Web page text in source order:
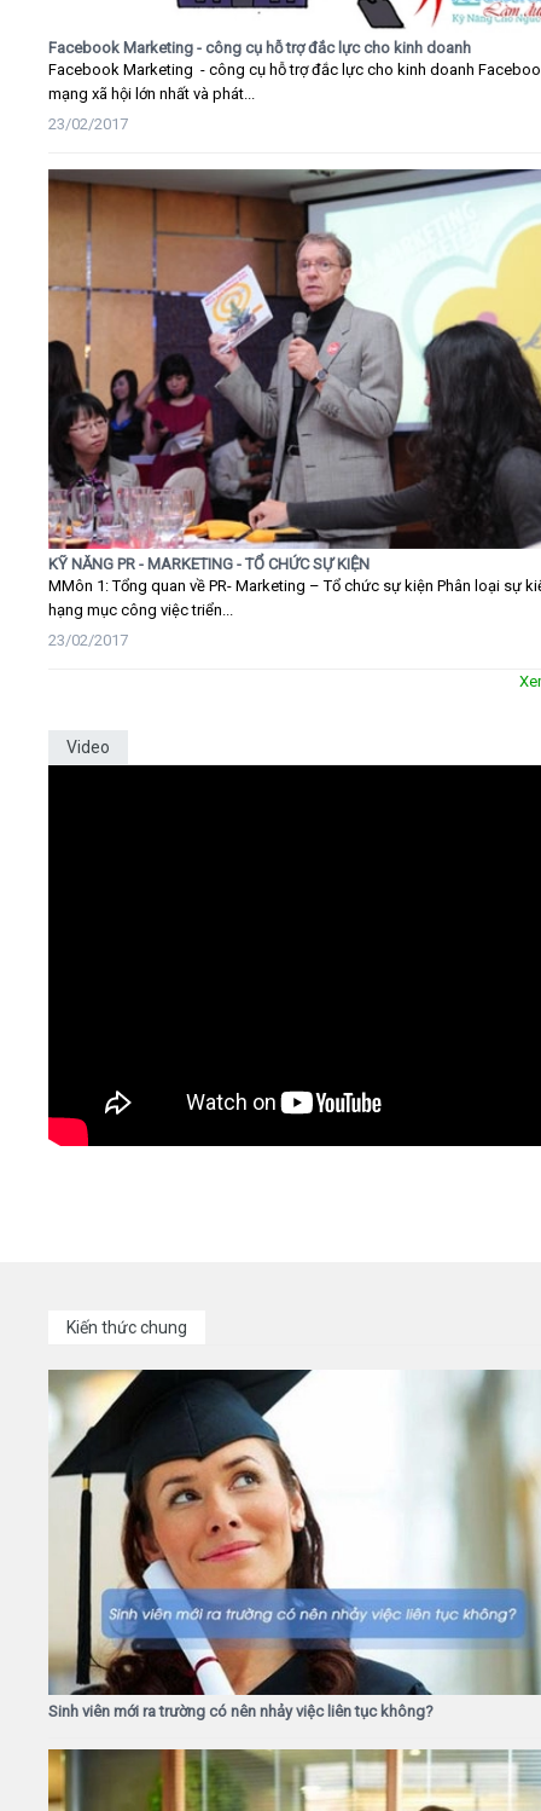
Facebook Marketing - công cụ hỗ trợ đắc lực cho kinh doanh
Facebook Marketing - công cụ hỗ trợ đắc lực cho kinh doanh
mạng xã hội lớn nhất và phát...
23/02/2017
KỸ NĂNG PR - MARKETING - TỔ CHỨC SỰ KIỆN
MMôn 1: Tổng quan về PR- Marketing – Tổ chức sự kiện Phân loại sự
hạng mục công việc triển...
23/02/2017
Video
Kiến thức chung
Sinh viên mới ra trường có nên nhảy việc liên tục không?